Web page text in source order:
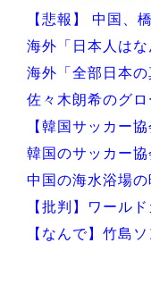
【悲報】 中国、
海外「日本人は
海外「全部日本
佐々木朗希のグ
【韓国サッカー
韓国のサッカー
中国の海水浴場
【批判】ワール
【なんで】竹島